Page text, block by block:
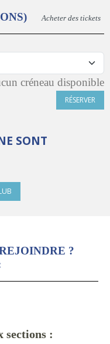
Acheter des tickets
créneau disponible
RÉSERVER
SONT
?
sections :